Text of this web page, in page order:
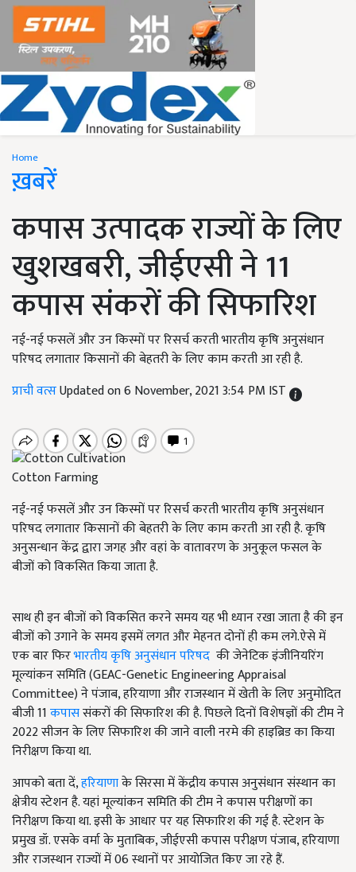
Home
ख़बरें
कपास उत्पादक राज्यों के लिए
खुशखबरी, जीईएसी ने 11
कपास संकरों की सिफारिश
नई-नई फसलें और उन किस्मों पर रिसर्च करती भारतीय कृषि अनुसंधान
परिषद लगातार किसानों की बेहतरी के लिए काम करती आ रही है.
प्राची वत्सUpdated on 6 November, 2021 3:54 PM IST
Cotton Farming
नई-नई फसलें और उन किस्मों पर रिसर्च करती भारतीय कृषि अनुसंधान
परिषद लगातार किसानों की बेहतरी के लिए काम करती आ रही है. कृषि
अनुसन्धान केंद्र द्वारा जगह और वहां के वातावरण के अनुकूल फसल के
बीजों को विकसित किया जाता है.
साथ ही इन बीजों को विकसित करने समय यह भी ध्यान रखा जाता है की इन
बीजों को उगाने के समय इसमें लगत और मेहनत दोनों ही कम लगे.ऐसे में
एक बार फिरभारतीय कृषि अनुसंधान परिषद की जेनेटिक इंजीनियरिंग
मूल्यांकन समिति (GEAC-Genetic Engineering Appraisal
Committee) ने पंजाब, हरियाणा और राजस्थान में खेती के लिए अनुमोदित
बीजी 11कपाससंकरों की सिफारिश की है. पिछले दिनों विशेषज्ञों की टीम ने
2022 सीजन के लिए सिफारिश की जाने वाली नरमे की हाइब्रिड का किया
निरीक्षण किया था.
आपको बता दें,हरियाणाके सिरसा में केंद्रीय कपास अनुसंधान संस्थान का
क्षेत्रीय स्टेशन है. यहां मूल्यांकन समिति की टीम ने कपास परीक्षणों का
निरीक्षण किया था. इसी के आधार पर यह सिफारिश की गई है. स्टेशन के
प्रमुख डॉ. एसके वर्मा के मुताबिक, जीईएसी कपास परीक्षण पंजाब, हरियाणा
और राजस्थान राज्यों में 06 स्थानों पर आयोजित किए जा रहे हैं.